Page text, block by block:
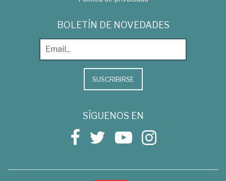
BOLETÍN DE NOVEDADES
SUSCRIBIRSE
SÍGUENOS EN